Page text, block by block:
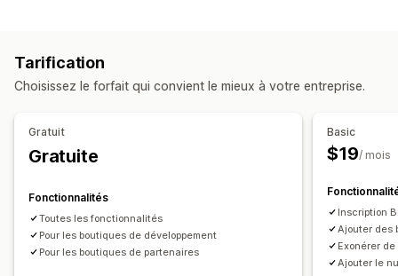
Champs personnalisés
Tarification
Choisissez le forfait qui convient le mieux à votre entreprise.
Gratuit
Gratuite
Fonctionnalités
Toutes les fonctionnalités
Pour les boutiques de développement
Pour les boutiques de partenaires
Basic
$19/ mois
Inscription
Ajouter des
Exonérer
Ajouter le